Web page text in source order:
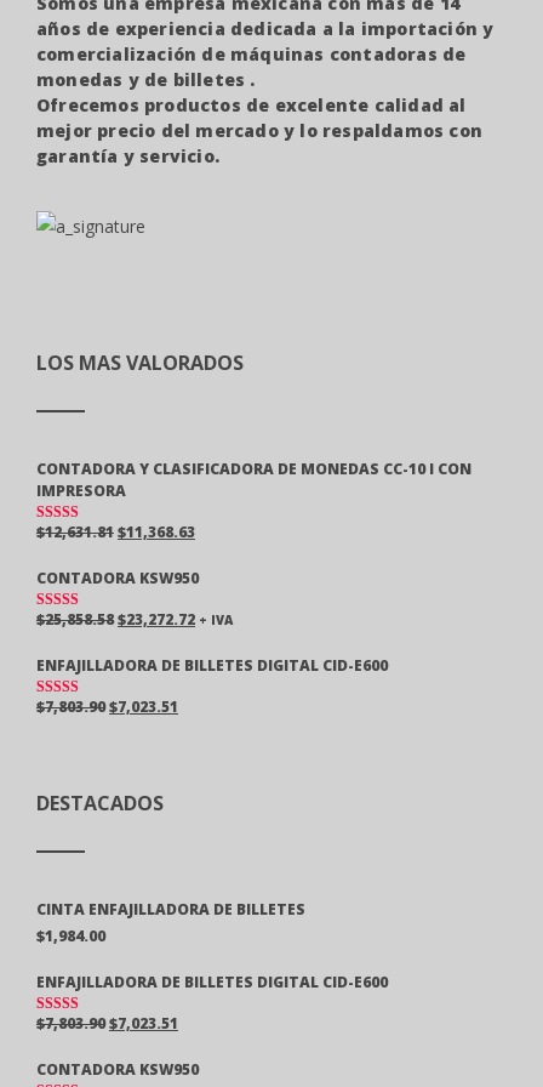
años de experiencia dedicada a la importación y
comercialización de máquinas contadoras de
monedas y de billetes .
Ofrecemos productos de excelente calidad al
mejor precio del mercado y lo respaldamos con
garantía y servicio.
LOS MAS VALORADOS
CONTADORA Y CLASIFICADORA DE MONEDAS CC-10 I CON
IMPRESORA
VALORAD
$12,631.81$11,368.63
CONTADORA KSW950
VALORAD
$25,858.58$23,272.72 + IVA
ENFAJILLADORA DE BILLETES DIGITAL CID-E600
VALORAD
$7,803.90$7,023.51
DESTACADOS
CINTA ENFAJILLADORA DE BILLETES
$1,984.00
ENFAJILLADORA DE BILLETES DIGITAL CID-E600
VALORAD
$7,803.90$7,023.51
CONTADORA KSW950